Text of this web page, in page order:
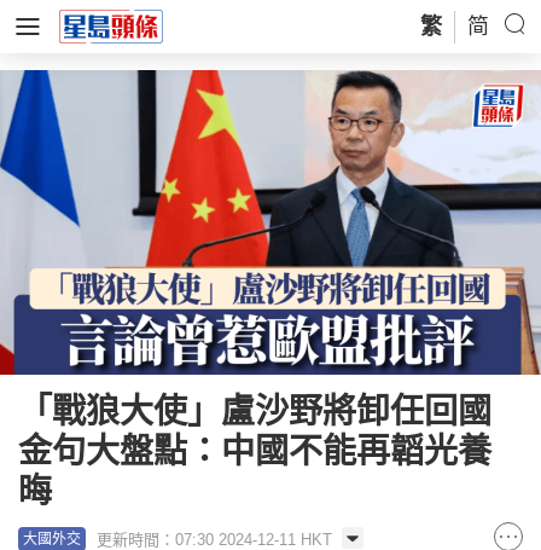
繁 简
「戰狼大使」盧沙野將卸任回國
金句大盤點：中國不能再韜光養
晦
大國外交 更新時間：07:30 2024-12-11 HKT